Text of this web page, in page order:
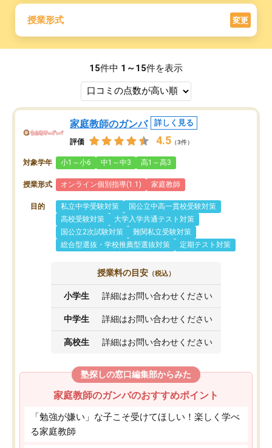
授業形式 変更
15件中 1～15件を表示
家庭教師のガンバ 詳しく見る
評価 4.5 （3件）
対象学年 小1～小6 中1～中3 高1～高3
授業形式 オンライン個別指導(1:1) 家庭教師
目的 私立中学受験対策
国公立中高一貫校受験対策
高校受験対策
大学入学共通テスト対策
国公立2次試験対策
難関私立受験対策
総合型選抜・学校推薦型選抜対策
定期テスト対策
授業料の目安 （税込）
小学生 詳細はお問い合わせください
中学生 詳細はお問い合わせください
高校生 詳細はお問い合わせください
塾探しの窓口編集部からみた
家庭教師のガンバのおすすめポイント
「勉強が嫌い」な子こそ受けてほしい！楽しく学べ
る家庭教師